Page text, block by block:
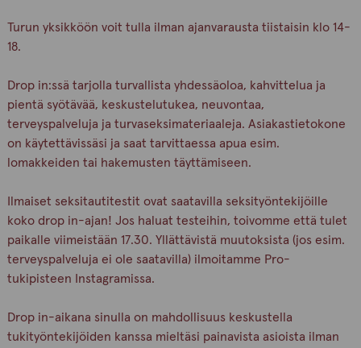
Turun yksikköön voit tulla ilman ajanvarausta tiistaisin klo 14-
18.
Drop in:ssä tarjolla turvallista yhdessäoloa, kahvittelua ja
pientä syötävää, keskustelutukea, neuvontaa,
terveyspalveluja ja turvaseksimateriaaleja. Asiakastietokone
on käytettävissäsi ja saat tarvittaessa apua esim.
lomakkeiden tai hakemusten täyttämiseen.
Ilmaiset seksitautitestit ovat saatavilla seksityöntekijöille
koko drop in-ajan! Jos haluat testeihin, toivomme että tulet
paikalle viimeistään 17.30. Yllättävistä muutoksista (jos esim.
terveyspalveluja ei ole saatavilla) ilmoitamme Pro-
tukipisteen Instagramissa.
Drop in-aikana sinulla on mahdollisuus keskustella
tukityöntekijöiden kanssa mieltäsi painavista asioista ilman